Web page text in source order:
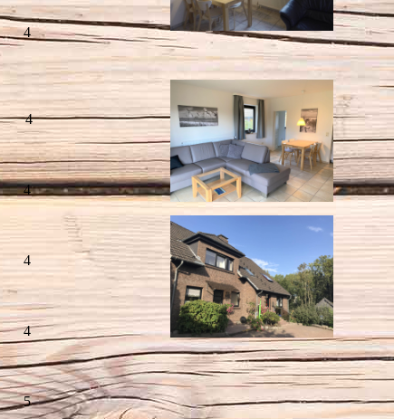
4
4
4
4
4
5